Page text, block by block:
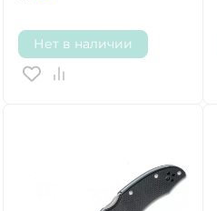
Нет в наличии